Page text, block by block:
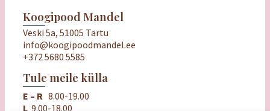
Koogipood Mandel
Veski 5a, 51005 Tartu
info@koogipoodmandel.ee
+372 5680 5585
Tule meile külla
E – R 8.00-19.00
L 9.00-18.00